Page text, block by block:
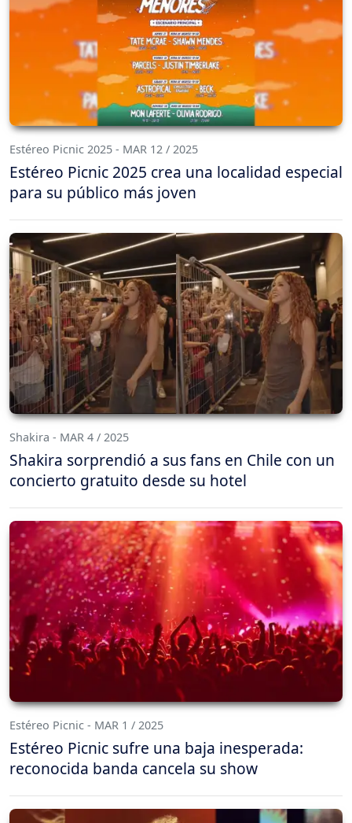
Estéreo Picnic 2025 - MAR 12 / 2025
Estéreo Picnic 2025 crea una localidad especial
para su público más joven
Shakira - MAR 4 / 2025
Shakira sorprendió a sus fans en Chile con un
concierto gratuito desde su hotel
Estéreo Picnic - MAR 1 / 2025
Estéreo Picnic sufre una baja inesperada:
reconocida banda cancela su show